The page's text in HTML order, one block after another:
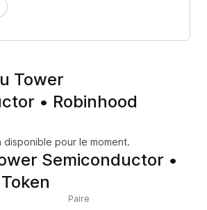
Tower
• Robinhood
disponible pour le moment.
Semiconductor •
Paire